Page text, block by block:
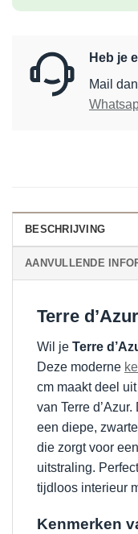
Heb je
Mail dan
BESCHRIJVING
AANVULLENDE
Terre
Wil je Terre
Deze moderne
cm maakt deel
van Terre d’Azur.
een diepe,
die zorgt voor
uitstraling.
tijdloos interieur
Kenmerken